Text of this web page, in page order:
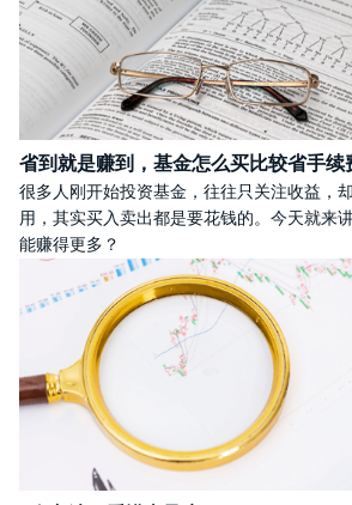
省到就是赚到，基金怎么买比较省手续
很多人刚开始投资基金，往往只关注收益，
用，其实买入卖出都是要花钱的。今天就来
能赚得更多？